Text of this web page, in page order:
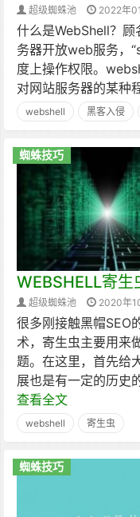
超级蜘蛛池 2022年
什么是WebShell？顾
务器开放web服务，
度上操作权限。
对网站服务器的某种
webshell 黑客入侵
蜘蛛技巧
WEBSHELL寄
超级蜘蛛池 2020年
很多刚接触黑帽SEO
术，寄生虫主要用来
题。在这里，首先给
展也是有一定的历史
查看全文
webshell 寄生虫
蜘蛛技巧